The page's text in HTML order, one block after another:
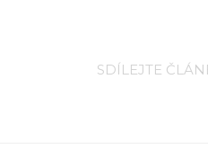
SDÍLEJTE